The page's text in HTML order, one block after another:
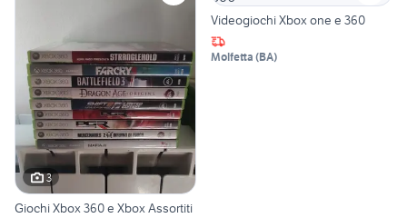
3
Giochi Xbox 360 e Xbox Assortiti
Videogiochi Xbox one e 360
Molfetta (BA)